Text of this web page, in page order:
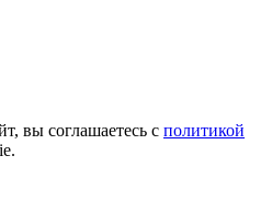
вы соглашаетесь с политикой